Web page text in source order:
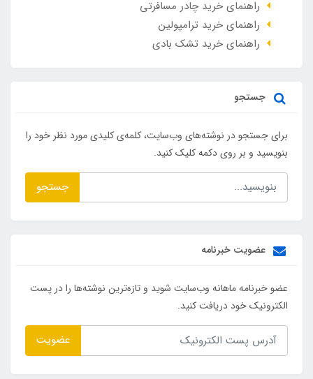
راهنمای خرید چادر مسافرتی
راهنمای خرید ترامپولین
راهنمای خرید تشک بادی
جستجو
برای جستجو در نوشته‌های وب‌سایت، کلمه‌ی کلیدی مورد نظر خود را
بنویسید و بر روی دکمه کلیک کنید.
جستجو
عضویت خبرنامه
عضو خبرنامه ماهانه وب‌سایت شوید و تازه‌ترین نوشته‌ها را در پست
الکترونیک خود دریافت کنید.
عضویت